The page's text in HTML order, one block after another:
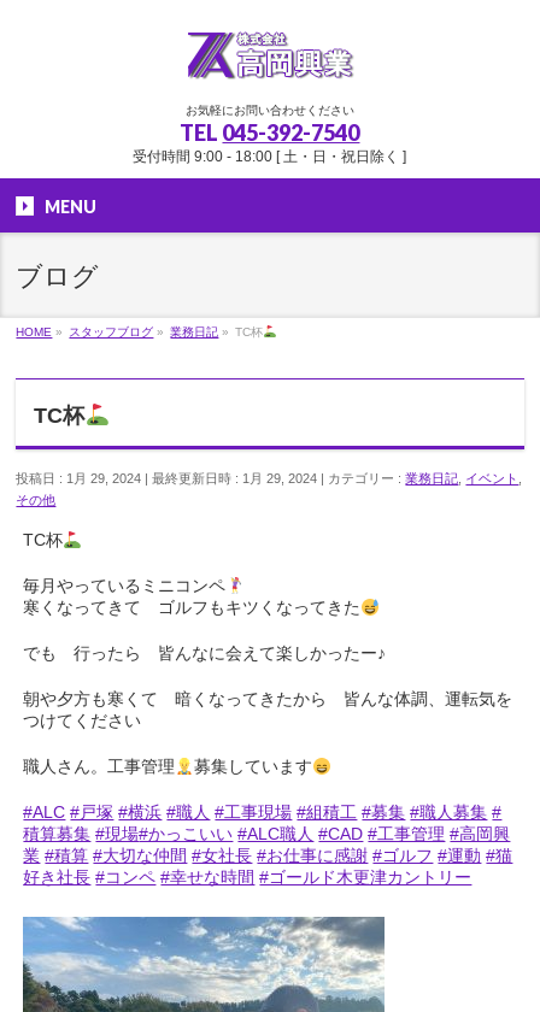
お気軽にお問い合わせください
TEL 045-392-7540
受付時間 9:00 - 18:00 [ 土・日・祝日除く ]
MENU
ブログ
HOME » スタッフブログ » 業務日記 » TC杯
TC杯
投稿日 : 1月 29, 2024 最終更新日時 : 1月 29, 2024 カテゴリー :業務日記 イベント
その他
TC杯
毎月やっているミニコンペ
寒くなってきて ゴルフもキツくなってきた
でも 行ったら 皆んなに会えて楽しかったー♪
朝や夕方も寒くて 暗くなってきたから 皆んな体調、運転気を
つけてください
職人さん。工事管理 募集しています
#ALC #戸塚 #横浜 #職人 #工事現場 #組積工 #募集 #職人募集 #
積算募集 #現場#かっこいい #ALC職人 #CAD #工事管理 #高岡興
業 #積算 #大切な仲間 #女社長 #お仕事に感謝 #ゴルフ #運動 #猫
好き社長 #コンペ #幸せな時間 #ゴールド木更津カントリー